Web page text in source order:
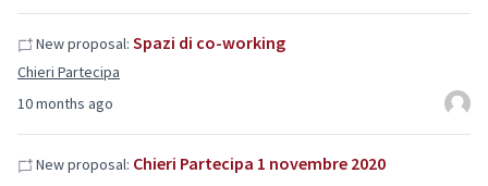
10 months ago
New proposal: Spazi di co-working
Chieri Partecipa
New proposal: Chieri Partecipa 1 novembre 2020